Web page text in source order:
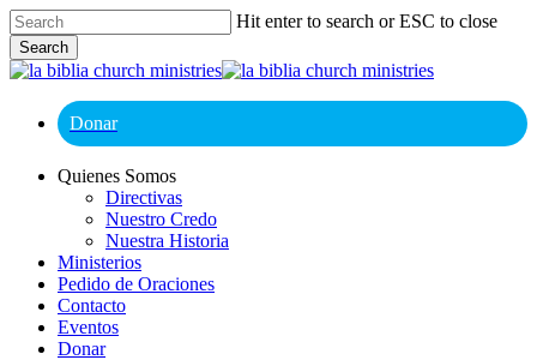
Skip
to
main
content
Hit enter to search or ESC to close
Search
Close
Donar
Menu
Quienes Somos
Directivas
Nuestro Credo
Nuestra Historia
Ministerios
Pedido de Oraciones
Contacto
Eventos
Donar